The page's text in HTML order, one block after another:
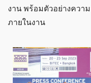
งาน พร้อมตัวอย่างควา
ภายในงาน